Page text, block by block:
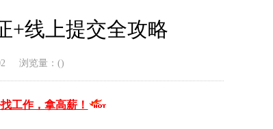
+线上提交全攻略
浏览量：()
工作，拿高薪！